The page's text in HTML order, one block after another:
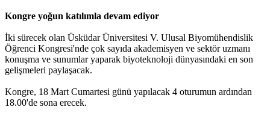
Kongre yoğun katılımla devam ediyor
İki sürecek olan Üsküdar Üniversitesi V. Ulusal Biyomühendislik
Öğrenci Kongresi'nde çok sayıda akademisyen ve sektör uzmanı
konuşma ve sunumlar yaparak biyoteknoloji dünyasındaki en son
gelişmeleri paylaşacak.
Kongre, 18 Mart Cumartesi günü yapılacak 4 oturumun ardından
18.00'de sona erecek.